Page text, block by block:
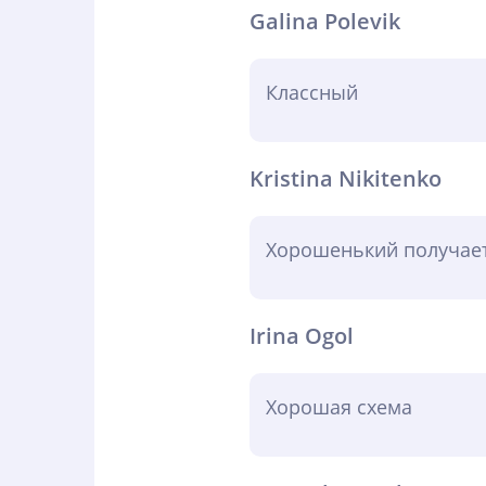
Galina Polevik
Классный
Kristina Nikitenko
Хорошенький
Irina Ogol
Хорошая схема